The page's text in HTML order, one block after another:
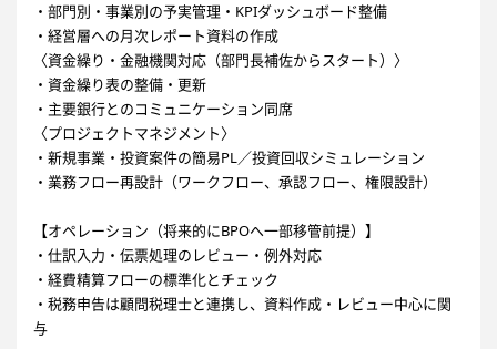
・部門別・事業別の予実管理・KPIダッシュボード整備
・経営層への月次レポート資料の作成
〈資金繰り・金融機関対応（部門長補佐からスタート）〉
・資金繰り表の整備・更新
・主要銀行とのコミュニケーション同席
〈プロジェクトマネジメント〉
・新規事業・投資案件の簡易PL／投資回収シミュレーション
・業務フロー再設計（ワークフロー、承認フロー、権限設計）
【オペレーション（将来的にBPOへ一部移管前提）】
・仕訳入力・伝票処理のレビュー・例外対応
・経費精算フローの標準化とチェック
・税務申告は顧問税理士と連携し、資料作成・レビュー中心に関
与